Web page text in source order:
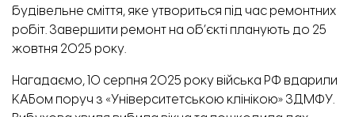
будівельне сміття, яке утвориться під час ремонтних
робіт. Завершити ремонт на об’єкті планують до 25
жовтня 2025 року.
Нагадаємо, 10 серпня 2025 року війська РФ вдарили
КАБом поруч з «Університетською клінікою» ЗДМФУ.